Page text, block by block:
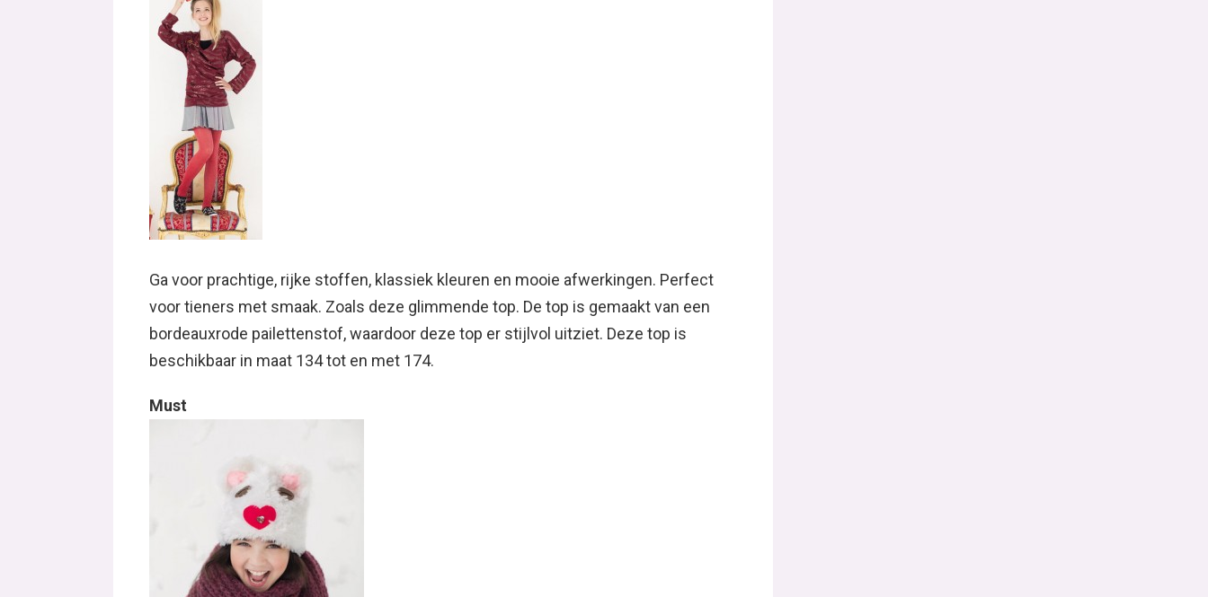
Ga voor prachtige, rijke stoffen, klassiek kleuren en mooie afwerkingen. Perfect
voor tieners met smaak. Zoals deze glimmende top. De top is gemaakt van een
bordeauxrode pailettenstof, waardoor deze top er stijlvol uitziet. Deze top is
beschikbaar in maat 134 tot en met 174.
Must